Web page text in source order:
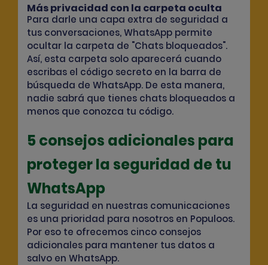
Más privacidad con la carpeta oculta
Para darle una capa extra de seguridad a
tus conversaciones, WhatsApp permite
ocultar la carpeta de "Chats bloqueados".
Así, esta carpeta solo aparecerá cuando
escribas el código secreto en la barra de
búsqueda de WhatsApp. De esta manera,
nadie sabrá que tienes chats bloqueados a
menos que conozca tu código.
5 consejos adicionales para
proteger la seguridad de tu
WhatsApp
La seguridad en nuestras comunicaciones
es una prioridad para nosotros en Populoos.
Por eso te ofrecemos cinco consejos
adicionales para mantener tus datos a
salvo en WhatsApp.